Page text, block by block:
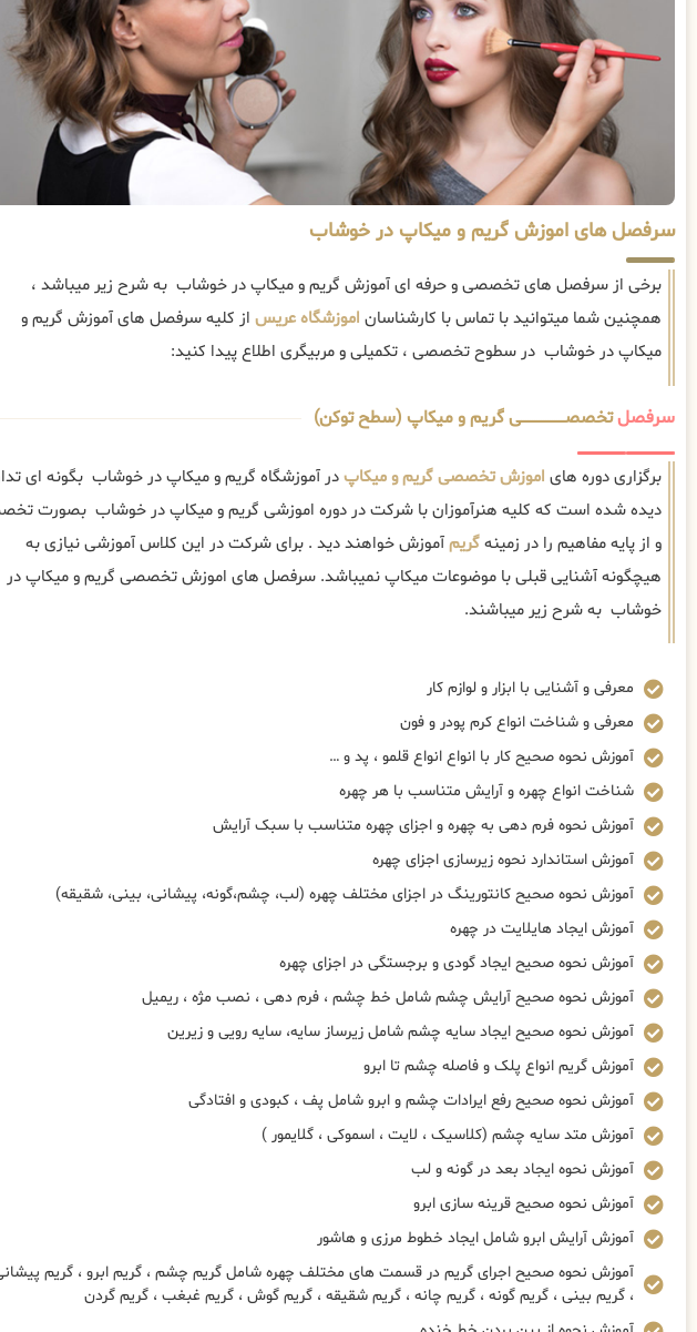
سرفصل های اموزش گریم و میکاپ در خوشاب
برخی از سرفصل های تخصصی و حرفه ای آموزش گریم و میکاپ در خوشاب به شرح زیر میباشد ،
همچنین شما میتوانید با تماس با کارشناسان اموزشگاه عریس از کلیه سرفصل های آموزش گریم و
میکاپ در خوشاب در سطوح تخصصی ، تکمیلی و مربیگری اطلاع پیدا کنید:
سرفصلتخصصــــــــــــــــــــی گریم و میکاپ (سطح توکن)
برگزاری دوره های اموزش تخصصی گریم و میکاپدر آموزشگاه گریم و میکاپ در خوشاب بگونه ای
دیده شده است که کلیه هنرآموزان با شرکت در دوره اموزشی گریم و میکاپ در خوشاب بصورت
و از پایه مفاهیم را در زمینهگریمآموزش خواهند دید . برای شرکت در این کلاس آموزشی نیازی به
هیچگونه آشنایی قبلی با موضوعات میکاپ نمیباشد. سرفصل های اموزش تخصصی گریم و میکاپ در
خوشاب به شرح زیر میباشند.
معرفی و آشنایی با ابزار و لوازم کار
معرفی و شناخت انواع کرم پودر و فون
آموزش نحوه صحیح کار با انواع انواع قلمو ، پد و …
شناخت انواع چهره و آرایش متناسب با هر چهره
آموزش نحوه فرم دهی به چهره و اجزای چهره متناسب با سبک آرایش
آموزش استاندارد نحوه زیرسازی اجزای چهره
آموزش نحوه صحیح کانتورینگ در اجزای مختلف چهره (لب، چشم،گونه، پیشانی، بینی، شقیقه)
آموزش ایجاد هایلایت در چهره
آموزش نحوه صحیح ایجاد گودی و برجستگی در اجزای چهره
آموزش نحوه صحیح آرایش چشم شامل خط چشم ، فرم دهی ، نصب مژه ، ریمیل
آموزش نحوه صحیح ایجاد سایه چشم شامل زیرساز سایه، سایه رویی و زیرین
آموزش گریم انواع پلک و فاصله چشم تا ابرو
آموزش نحوه صحیح رفع ایرادات چشم و ابرو شامل پف ، کبودی و افتادگی
آموزش متد سایه چشم (کلاسیک ، لایت ، اسموکی ، گلایمور )
آموزش نحوه ایجاد بعد در گونه و لب
آموزش نحوه صحیح قرینه سازی ابرو
آموزش آرایش ابرو شامل ایجاد خطوط مرزی و هاشور
آموزش نحوه صحیح اجرای گریم در قسمت های مختلف چهره شامل گریم چشم ، گریم ابرو ، گریم
، گریم بینی ، گریم گونه ، گریم چانه ، گریم شقیقه ، گریم گوش ، گریم غبغب ، گریم گردن